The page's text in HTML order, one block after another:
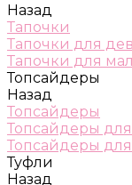
Назад
Тапочки
Тапочки для
Тапочки для
Топсайдеры
Назад
Топсайдеры
Топсайдеры
Топсайдеры
Туфли
Назад